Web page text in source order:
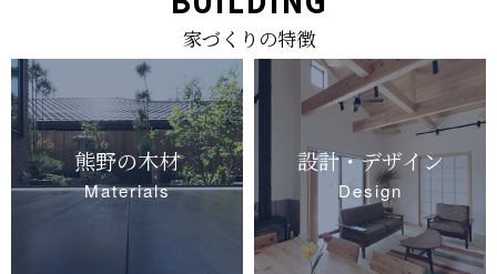
家づくりの特徴
熊野の木材
Materials
設計・デザイン
Design